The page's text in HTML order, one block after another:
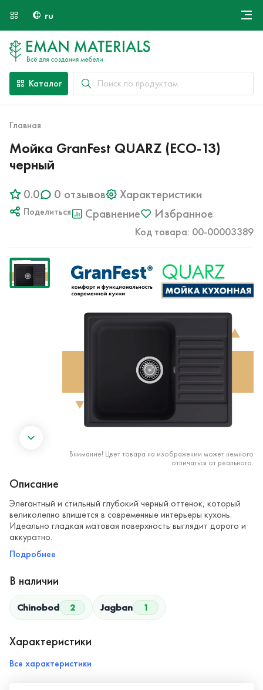
ru
Оплата и доставка
Каталог
Главная
Мойка GranFest QUARZ (ECO-13)
черный
0.0 0 отзывов Характеристики
Поделиться Сравнение Избранное
Код товара: 00-00003389
Внимание! Цвет товара на изображении может немного
отличаться от реального.
Описание
Элегантный и стильный глубокий черный оттенок, который
великолепно впишется в современные интерьеры кухонь.
Идеально гладкая матовая поверхность выглядит дорого и
аккуратно.
Подробнее
В наличии
Chinobod 2 Jagban 1
Характеристики
Все характеристики